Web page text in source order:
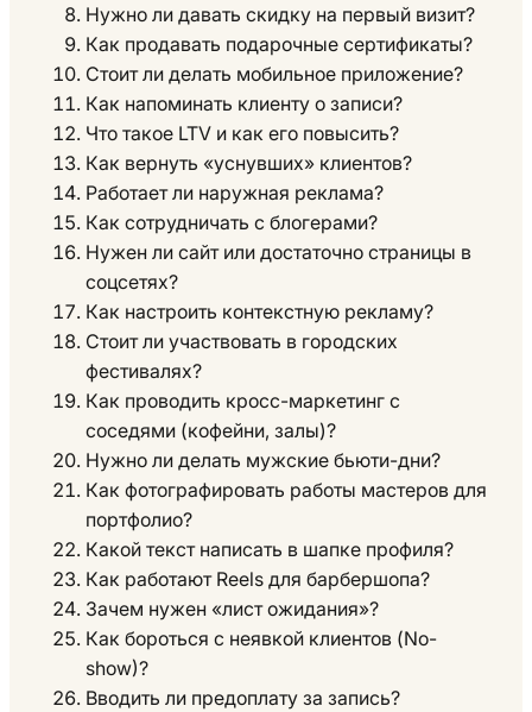
Нужно ли давать скидку на первый визит?
Как продавать подарочные сертификаты?
Стоит ли делать мобильное приложение?
Как напоминать клиенту о записи?
Что такое LTV и как его повысить?
Как вернуть «уснувших» клиентов?
Работает ли наружная реклама?
Как сотрудничать с блогерами?
Нужен ли сайт или достаточно страницы в
соцсетях?
Как настроить контекстную рекламу?
Стоит ли участвовать в городских
фестивалях?
Как проводить кросс-маркетинг с
соседями (кофейни, залы)?
Нужно ли делать мужские бьюти-дни?
Как фотографировать работы мастеров для
портфолио?
Какой текст написать в шапке профиля?
Как работают Reels для барбершопа?
Зачем нужен «лист ожидания»?
Как бороться с неявкой клиентов (No-
show)?
Вводить ли предоплату за запись?